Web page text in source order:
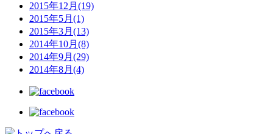
2015年12月(19)
2015年5月(1)
2015年3月(13)
2014年10月(8)
2014年9月(29)
2014年8月(4)